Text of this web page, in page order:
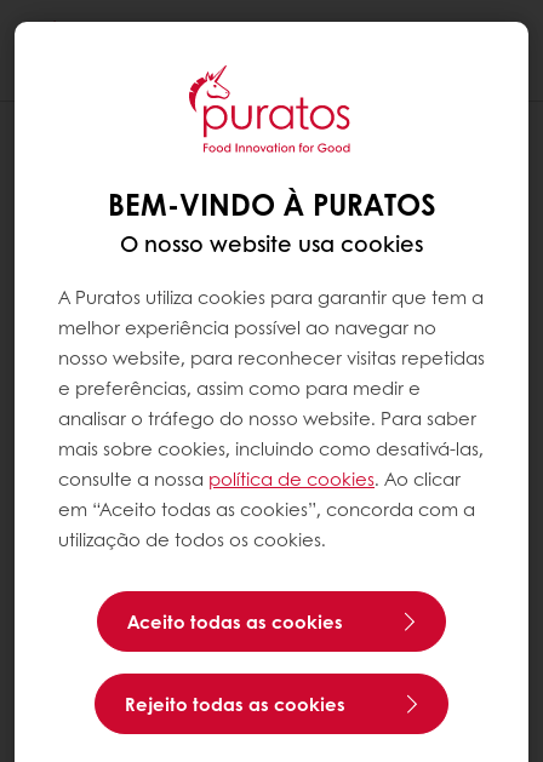
BEM-VINDO À PURATOS
O nosso website usa cookies
A Puratos utiliza cookies para garantir que tem a
melhor experiência possível ao navegar no
nosso website, para reconhecer visitas repetidas
e preferências, assim como para medir e
analisar o tráfego do nosso website. Para saber
mais sobre cookies, incluindo como desativá-las,
consulte a nossa política de cookies. Ao clicar
em “Aceito todas as cookies”, concorda com a
utilização de todos os cookies.
Aceito todas as cookies
Rejeito todas as cookies